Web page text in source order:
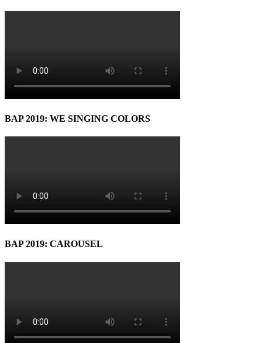
BAP 2019: WE SINGING COLORS
BAP 2019: CAROUSEL